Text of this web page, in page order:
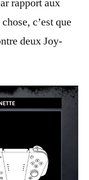
rapport aux
c’est que
deux Joy-